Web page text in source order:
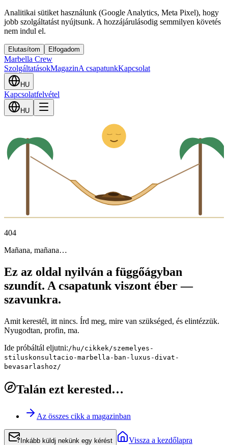
Analitikai sütiket használunk (Google Analytics, Meta Pixel), hogy
jobb szolgáltatást nyújtsunk. A hozzájárulásodig semmilyen követés
nem indul el.
Elutasítom Elfogadom
Marbella Crew
SzolgáltatásokMagazinA csapatunkKapcsolat
HU
Kapcsolatfelvétel
HU
404
Mañana, mañana…
Ez az oldal nyilván a függőágyban
szundít. A csapatunk viszont éber —
szavunkra.
Amit kerestél, itt nincs. Írd meg, mire van szükséged, és elintézzük.
Nyugodtan, profin, ma.
Ide próbáltál eljutni: /hu/cikkek/szemelyes-
stiluskonsultacio-marbella-ban-luxus-divat-
bevasarlashoz/
Talán ezt kerested…
Az összes cikk a magazinban
Inkább küldj nekünk egy kérést
Vissza a kezdőlapra